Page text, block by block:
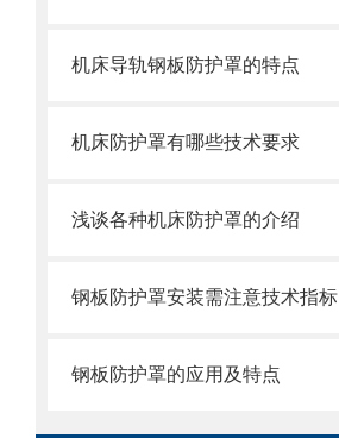
机床导轨钢板防护罩的特点
机床防护罩有哪些技术要求
浅谈各种机床防护罩的介绍
钢板防护罩安装需注意技术指标
钢板防护罩的应用及特点